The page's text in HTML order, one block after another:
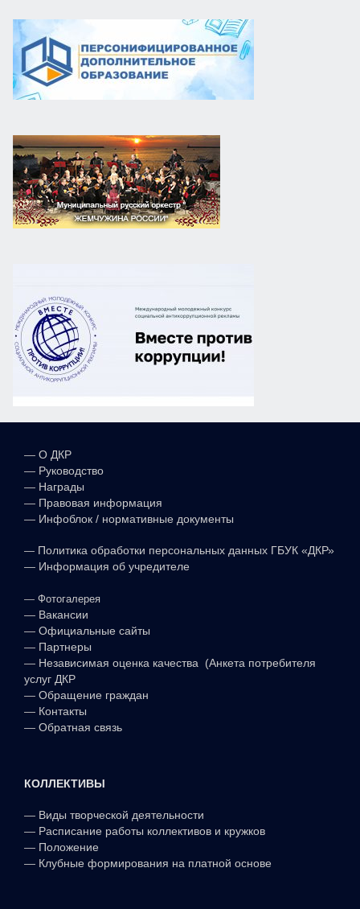
— О ДКР
— Руководство
— Награды
— Правовая информация
— Инфоблок / нормативные документы
— Политика обработки персональных данных ГБУК «ДКР»
— Информация об учредителе
— Фотогалерея
— Вакансии
— Официальные сайты
— Партнеры
— Независимая оценка качества (Анкета потребителя
услуг ДКР
— Обращение граждан
— Контакты
— Обратная связь
КОЛЛЕКТИВЫ
— Виды творческой деятельности
— Расписание работы коллективов и кружков
— Положение
— Клубные формирования на платной основе